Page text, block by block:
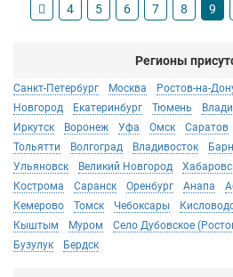
4 5 6 7 8 9
Регионы
Санкт-Петербург Москва Ростов-на-
Новгород
Екатеринбург Тюмень
Иркутск
Воронеж Уфа Омск Саратов
Тольятти
Волгоград Владивосток
Ульяновск
Великий Новгород
Кострома
Саранск Оренбург Анапа
Кемерово
Томск Чебоксары
Кыштым
Муром Село Дубовское
Бузулук
Бердск